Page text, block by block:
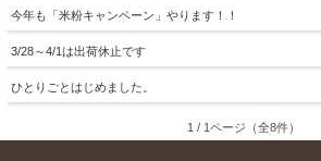
今年も「米粉キャンペーン」やります！！
3/28～4/1は出荷休止です
ひとりごとはじめました。
1 / 1ページ（全8件）